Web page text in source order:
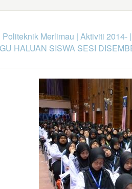
Politeknik Merlimau | Aktiviti 2014-
HALUAN SISWA SESI